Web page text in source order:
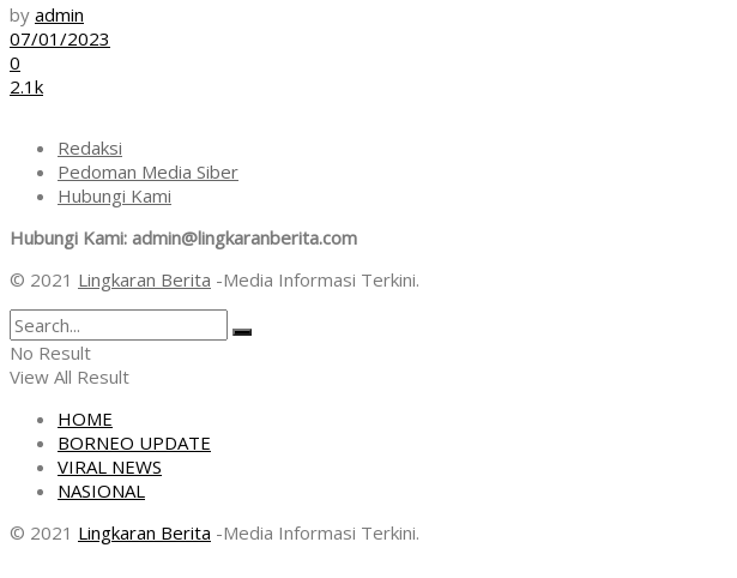
by admin
07/01/2023
0
2.1k
Redaksi
Pedoman Media Siber
Hubungi Kami
Hubungi Kami: admin@lingkaranberita.com
© 2021 Lingkaran Berita -Media Informasi Terkini.
No Result
View All Result
HOME
BORNEO UPDATE
VIRAL NEWS
NASIONAL
© 2021 Lingkaran Berita -Media Informasi Terkini.